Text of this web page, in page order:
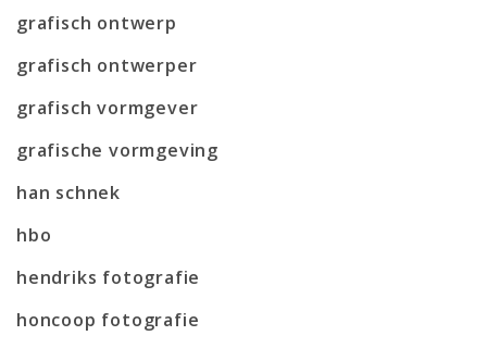
grafisch ontwerp
grafisch ontwerper
grafisch vormgever
grafische vormgeving
han schnek
hbo
hendriks fotografie
honcoop fotografie